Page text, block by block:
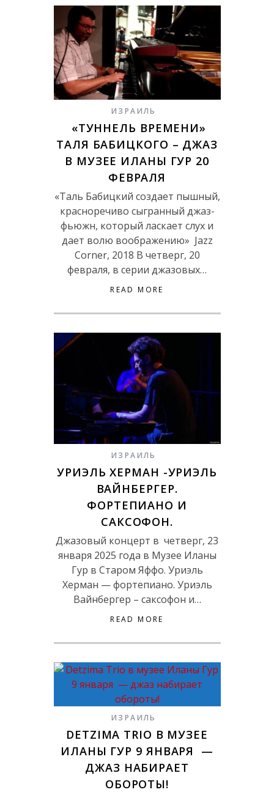
ИЗРАИЛЬ
«ТУННЕЛЬ ВРЕМЕНИ»
ТАЛЯ БАБИЦКОГО – ДЖАЗ
В МУЗЕЕ ИЛАНЫ ГУР 20
ФЕВРАЛЯ
«Таль Бабицкий создает пышный,
красноречиво сыгранный джаз-
фьюжн, который ласкает слух и
дает волю воображению» Jazz
Corner, 2018 В четверг, 20
февраля, в серии джазовых…
READ MORE
ИЗРАИЛЬ
УРИЭЛЬ ХЕРМАН -УРИЭЛЬ
ВАЙНБЕРГЕР.
ФОРТЕПИАНО И
САКСОФОН.
Джазовый концерт в четверг, 23
января 2025 года в Музее Иланы
Гур в Старом Яффо. Уриэль
Херман — фортепиано. Уриэль
Вайнбергер – саксофон и…
READ MORE
ИЗРАИЛЬ
DETZIMA TRIO В МУЗЕЕ
ИЛАНЫ ГУР 9 ЯНВАРЯ —
ДЖАЗ НАБИРАЕТ
ОБОРОТЫ!